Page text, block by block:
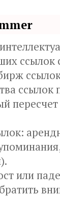
ссылок
ссылок
пересчет
или